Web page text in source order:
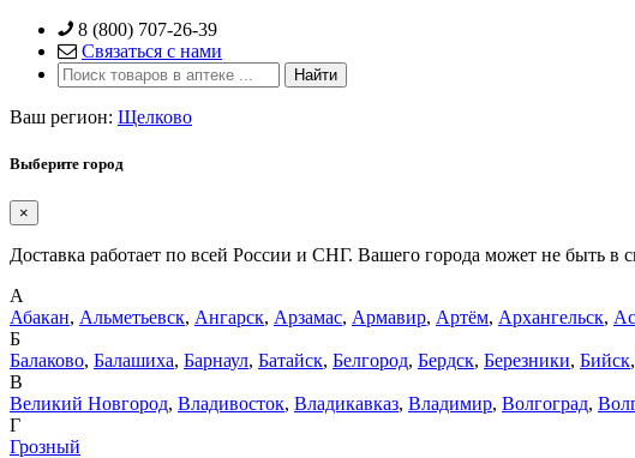
Skip
content
8 (800) 707-26-39
Связаться с нами
Ваш регион: Щелково
Выберите город
×
Доставка работает по всей России и СНГ. Вашего города может не быть в
А
Абакан, Альметьевск, Ангарск, Арзамас, Армавир, Артём, Архангельск,
Б
Балаково, Балашиха, Барнаул, Батайск, Белгород, Бердск, Березники, Бийск,
В
Великий Новгород, Владивосток, Владикавказ, Владимир, Волгоград,
Г
Грозный